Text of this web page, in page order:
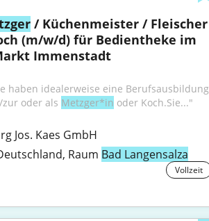
/ Küchenmeister / Fleischer
(m/w/d) für Bedientheke im
Immenstadt
haben idealerweise eine Berufsausbildung
oder als Metzger*in oder Koch.Sie..."
Jos. Kaes GmbH
Raum Bad Langensalza
Vollzeit